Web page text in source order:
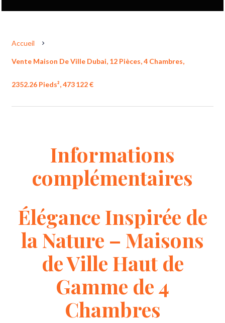
Accueil
Vente Maison De Ville Dubai, 12 Pièces, 4 Chambres,
2352.26 Pieds², 473 122 €
Informations
complémentaires
Élégance Inspirée de
la Nature – Maisons
de Ville Haut de
Gamme de 4
Chambres